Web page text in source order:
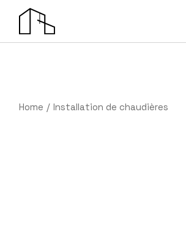
content
Home Installation de chaudières